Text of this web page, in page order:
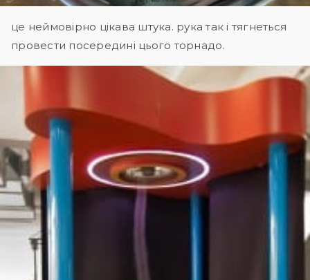
це неймовірно цікава штука. рука так і тягнеться
провести посередині цього торнадо.